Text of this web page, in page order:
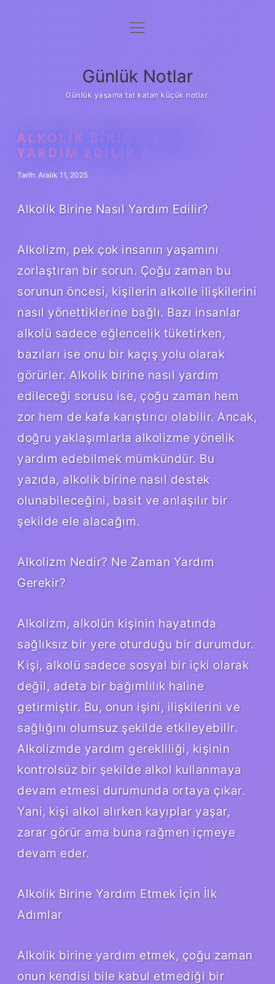
Anasayfa
Yasal Uyarı
menüyü
Günlük Notlar
Günlük yaşama tat katan küçük notlar.
ALKOLIK BIRINE NASIL
YARDIM EDILIR ?
Tarih: Aralık 11, 2025
Alkolik Birine Nasıl Yardım Edilir?
Alkolizm, pek çok insanın yaşamını
zorlaştıran bir sorun. Çoğu zaman bu
sorunun öncesi, kişilerin alkolle ilişkilerini
nasıl yönettiklerine bağlı. Bazı insanlar
alkolü sadece eğlencelik tüketirken,
bazıları ise onu bir kaçış yolu olarak
görürler. Alkolik birine nasıl yardım
edileceği sorusu ise, çoğu zaman hem
zor hem de kafa karıştırıcı olabilir. Ancak,
doğru yaklaşımlarla alkolizme yönelik
yardım edebilmek mümkündür. Bu
yazıda, alkolik birine nasıl destek
olunabileceğini, basit ve anlaşılır bir
şekilde ele alacağım.
Alkolizm Nedir? Ne Zaman Yardım
Gerekir?
Alkolizm, alkolün kişinin hayatında
sağlıksız bir yere oturduğu bir durumdur.
Kişi, alkolü sadece sosyal bir içki olarak
değil, adeta bir bağımlılık haline
getirmiştir. Bu, onun işini, ilişkilerini ve
sağlığını olumsuz şekilde etkileyebilir.
Alkolizmde yardım gerekliliği, kişinin
kontrolsüz bir şekilde alkol kullanmaya
devam etmesi durumunda ortaya çıkar.
Yani, kişi alkol alırken kayıplar yaşar,
zarar görür ama buna rağmen içmeye
devam eder.
Alkolik Birine Yardım Etmek İçin İlk
Adımlar
Alkolik birine yardım etmek, çoğu zaman
onun kendisi bile kabul etmediği bir